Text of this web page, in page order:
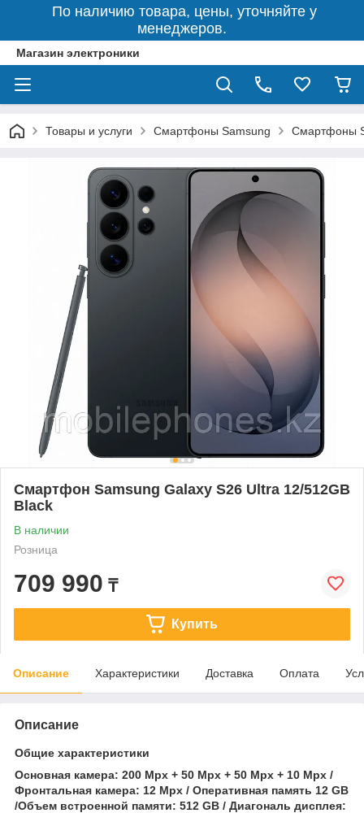
По наличию товара, цены, уточняйте у
менеджеров.
Магазин электроники
Товары и услуги Смартфоны Samsung Смартфоны
Смартфон Samsung Galaxy S26 Ultra 12/512GB
Black
В наличии
Розница
709 990 ₸
Купить
Описание Характеристики Доставка Оплата
Описание
Общие характеристики
Основная камера: 200 Mpx + 50 Mpx + 50 Mpx + 10 Mpx /
Фронтальная камера: 12 Mpx / Оперативная память 12 GB
/Объем встроенной памяти: 512 GB / Диагональ дисплея: